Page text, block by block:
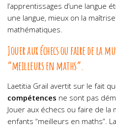
l’apprentissages d’une langue
une langue, mieux on la
mathématiques.
Jouer aux échecs ou faire de la
“meilleurs en maths”.
Laetitia Grail avertit sur le fait
compétences ne sont pas
Jouer aux échecs ou faire de
enfants “meilleurs en maths”.